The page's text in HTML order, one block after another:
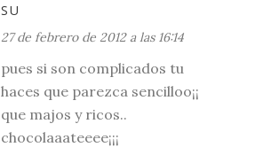
SU
27 de febrero de 2012 a las 16:14
pues si son complicados tu
haces que parezca sencilloo¡¡
que majos y ricos..
chocolaaateeee¡¡¡